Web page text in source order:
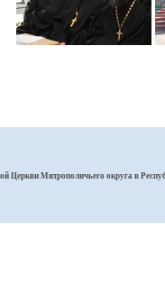
Церкви Митрополичьего округа в